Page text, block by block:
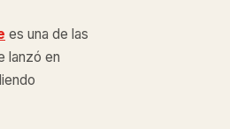
es una de las
lanzó en